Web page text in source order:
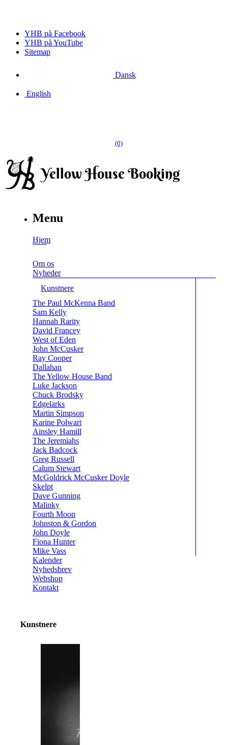
YHB på Facebook
YHB på YouTube
Sitemap
Dansk
English
(0)
Menu
Hjem
Om os
Nyheder
Kunstnere
The Paul McKenna Band
Sam Kelly
Hannah Rarity
David Francey
West of Eden
John McCusker
Ray Cooper
Dallahan
The Yellow House Band
Luke Jackson
Chuck Brodsky
Edgelarks
Martin Simpson
Karine Polwart
Ainsley Hamill
The Jeremiahs
Jack Badcock
Greg Russell
Calum Stewart
McGoldrick McCusker Doyle
Skelpt
Dave Gunning
Malinky
Fourth Moon
Johnston & Gordon
John Doyle
Fiona Hunter
Mike Vass
Kalender
Nyhedsbrev
Webshop
Kontakt
Kunstnere